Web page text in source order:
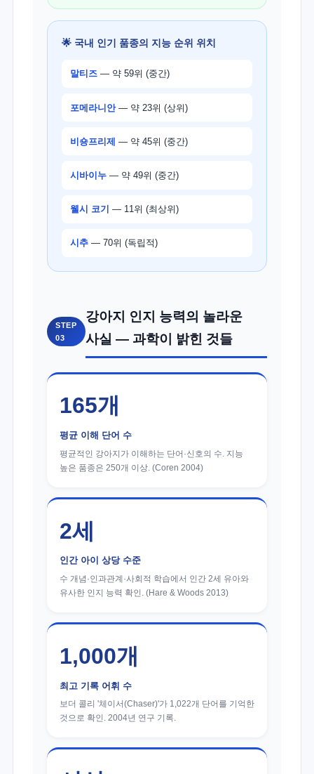
🌟 국내 인기 품종의 지능 순위 위치
말티즈— 약 59위 (중간)
포메라니안— 약 23위 (상위)
비숑프리제 — 약 45위 (중간)
시바이누— 약 49위 (중간)
웰시 코기 — 11위 (최상위)
시추— 70위 (독립적)
STEP
03
강아지 인지 능력의 놀라운
사실 — 과학이 밝힌 것들
165개
평균 이해 단어 수
평균적인 강아지가 이해하는 단어·신호의 수. 지능
높은 품종은 250개 이상. (Coren 2004)
2세
인간 아이 상당 수준
수 개념·인과관계·사회적 학습에서 인간 2세 유아와
유사한 인지 능력 확인. (Hare & Woods 2013)
1,000개
최고 기록 어휘 수
보더 콜리 '체이서(Chaser)'가 1,022개 단어를 기억한
것으로 확인. 2004년 연구 기록.